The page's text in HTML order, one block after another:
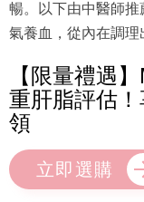
暢。以下由中醫師
氣養血，從內在調理
【限量禮遇
重肝脂評估
領
立即選購